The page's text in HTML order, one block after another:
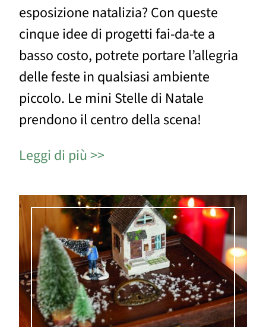
esposizione natalizia? Con queste
cinque idee di progetti fai-da-te a
basso costo, potrete portare l’allegria
delle feste in qualsiasi ambiente
piccolo. Le mini Stelle di Natale
prendono il centro della scena!
Leggi di più